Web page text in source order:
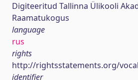
Digiteeritud Tallinna Ülikooli
Raamatukogus
language
rus
rights
http://rightsstatements.org/
identifier